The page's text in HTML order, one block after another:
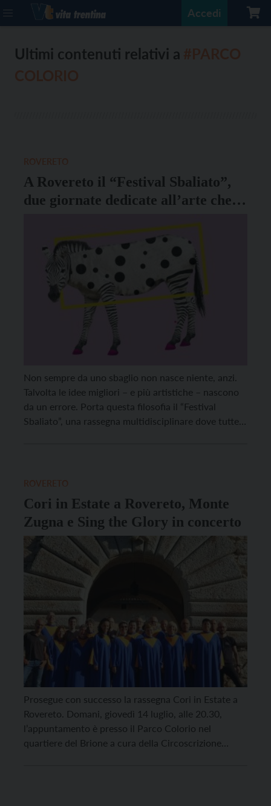
Accedi
Ultimi contenuti relativi a
A Rovereto il “Festival Sbaliato”,
due giornate dedicate all’arte che
Non sempre da uno sbaglio non nasce niente, anzi.
Talvolta le idee migliori – e più artistiche – nascono
da un errore. Porta questa filosofia il “Festival
Sbaliato”, una rassegna multidisciplinare dove tutte
Cori in Estate a Rovereto, Monte
Zugna e Sing the Glory in concerto
Prosegue con successo la rassegna Cori in Estate a
Rovereto. Domani, giovedì 14 luglio, alle 20.30,
l’appuntamento è presso il Parco Colorio nel
quartiere del Brione a cura della Circoscrizione